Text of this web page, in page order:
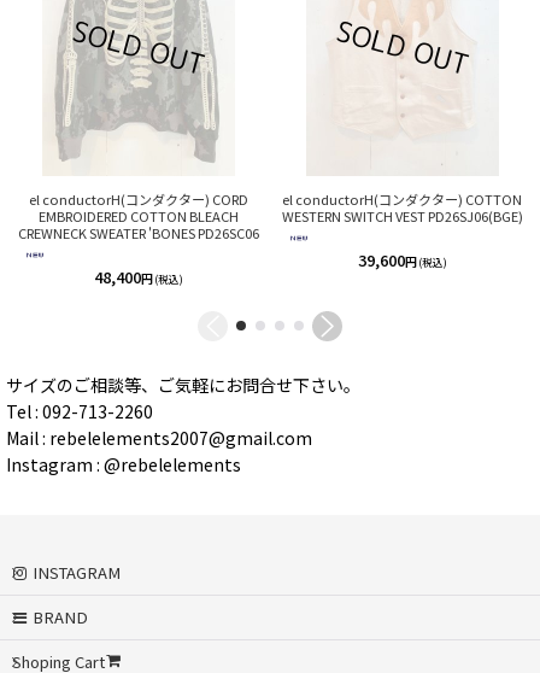
el conductorH(コンダクター) CORD
EMBROIDERED COTTON BLEACH
CREWNECK SWEATER 'BONES PD26SC06
48,400円 (税込)
el conductorH(コンダクター) COTTON
WESTERN SWITCH VEST PD26SJ06(BGE)
39,600円 (税込)
サイズのご相談等、ご気軽にお問合せ下さい。
Tel : 092-713-2260
Mail : rebelelements2007@gmail.com
Instagram : @rebelelements
INSTAGRAM
BRAND
Shoping Cart